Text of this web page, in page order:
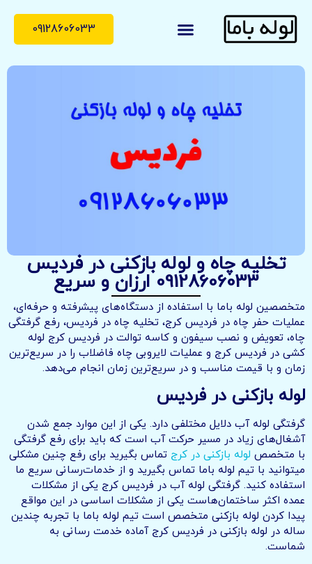
09128606033
تخلیه چاه و لوله بازکنی در فردیس
09128606033 ارزان و سریع
متخصصین لوله باما با استفاده از دستگاه‌های پیشرفته و حرفه‌ای،
عملیات حفر چاه در فردیس کرج، تخلیه چاه در فردیس، رفع گرفتگی
چاه، تعویض و نصب سیفون و کاسه توالت در فردیس کرج لوله
کشی در فردیس کرج و عملیات لایروبی چاه فاضلاب را در سریع‌ترین
زمان و با قیمت مناسب و در سریع‌ترین زمان انجام می‌دهد.
لوله بازکنی در فردیس
گرفتگی لوله آب دلایل مختلفی دارد. یکی از این موارد جمع شدن
آشغال‌های زیاد در مسیر حرکت آب است که باید برای رفع گرفتگی
با متخصص لوله بازکنی در کرج تماس بگیرید برای رفع چنین مشکلی
میتوانید با تیم لوله باما تماس بگیرید و از خدمات‌رسانی سریع ما
استفاده کنید. گرفتگی لوله آب در فردیس کرج یکی از مشکلات
عمده اکثر ساختمان‌هاست یکی از مشکلات اساسی در این مواقع
پیدا کردن لوله بازکنی متخصص است تیم لوله باما با تجربه چندین
ساله در لوله بازکنی در فردیس کرج آماده خدمت رسانی به
شماست.